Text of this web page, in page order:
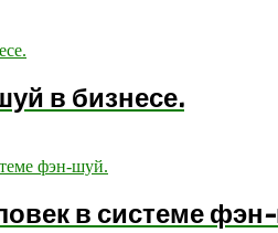
в бизнесе.
в системе